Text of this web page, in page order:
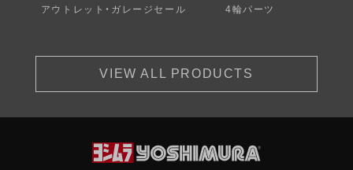
アウトレット・ガレージセール 4輪パーツ
VIEW ALL PRODUCTS